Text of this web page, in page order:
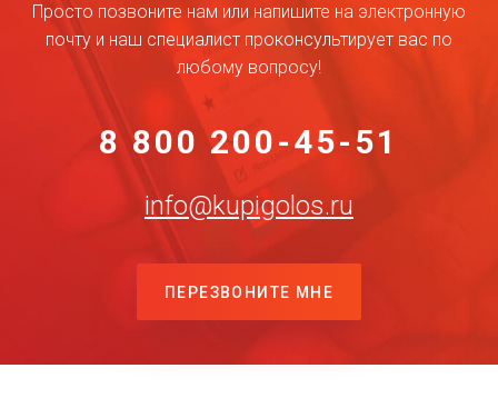
Просто позвоните нам или напишите на электронную
почту и наш специалист проконсультирует вас по
любому вопросу!
8 800 200-45-51
info@kupigolos.ru
ПЕРЕЗВОНИТЕ МНЕ